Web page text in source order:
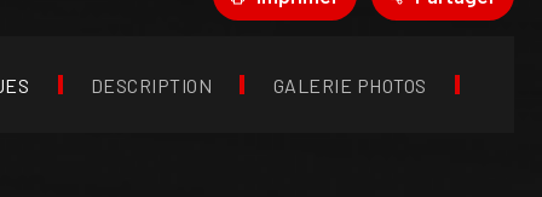
DESCRIPTION GALERIE PHOTOS